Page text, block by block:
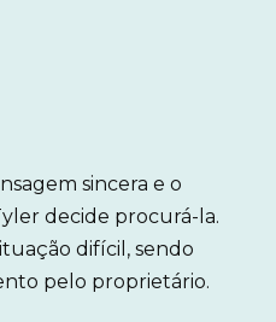
sincera e o
decide procurá-la.
difícil, sendo
pelo proprietário.